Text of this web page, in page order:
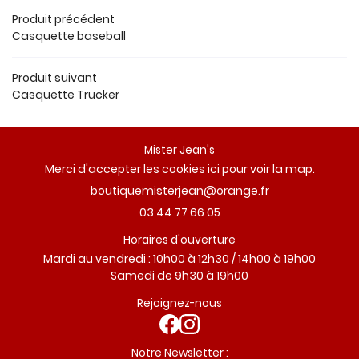
ACTUALITÉS
CONTACT
Produit précédent
Casquette baseball
Produit suivant
Casquette Trucker
Mister Jean's
Merci d'accepter les cookies ici pour voir la map.
03 44 77 66 05
Horaires d'ouverture
Mardi au vendredi : 10h00 à 12h30 / 14h00 à 19h00
Samedi de 9h30 à 19h00
Rejoignez-nous
Notre Newsletter :